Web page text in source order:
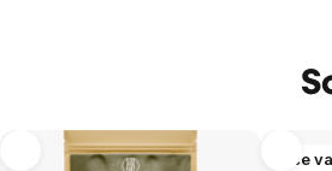
Více